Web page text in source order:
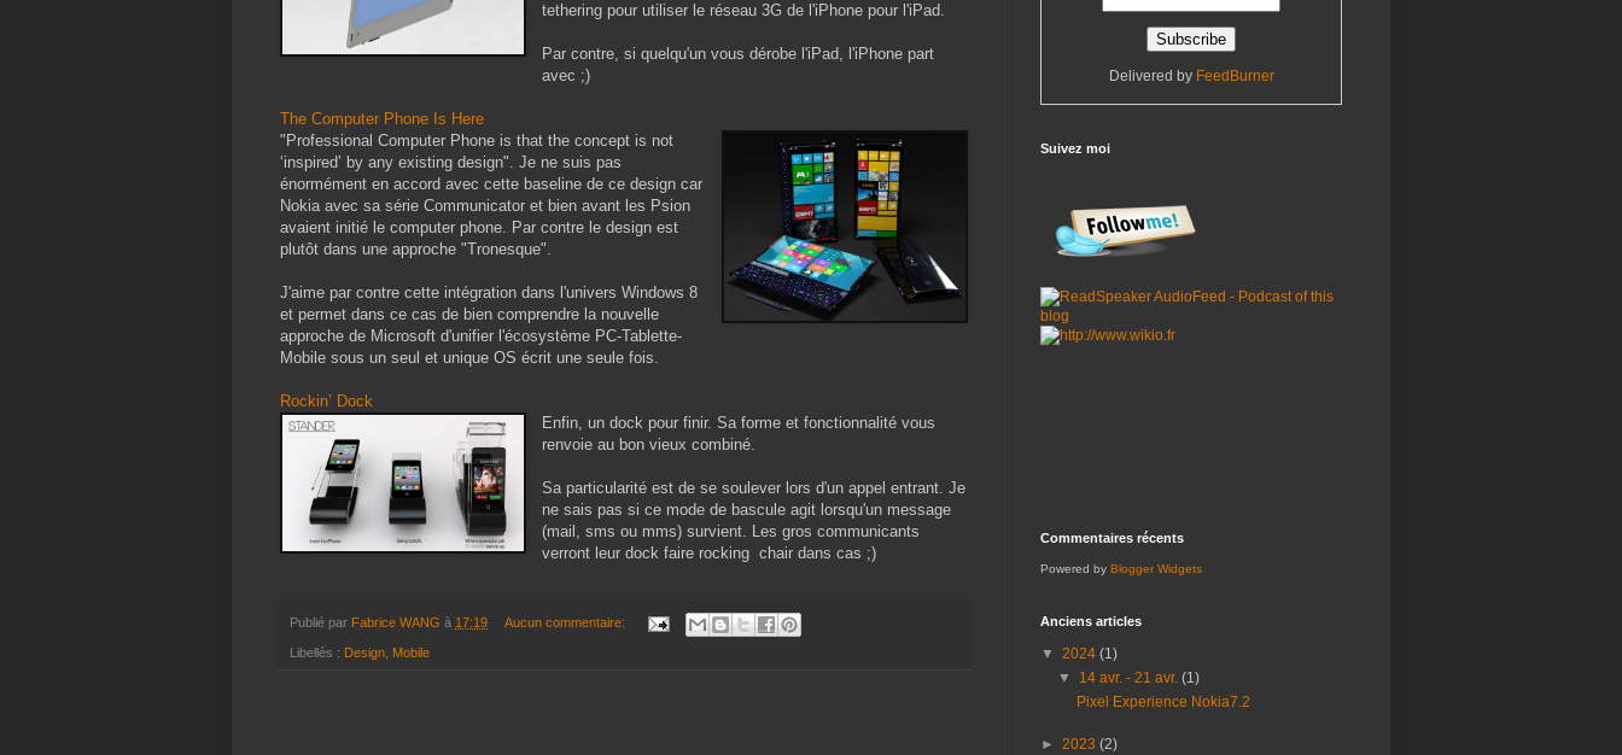
tethering pour utiliser le réseau 3G de l'iPhone pour l'iPad.
Par contre, si quelqu'un vous dérobe l'iPad, l'iPhone part
avec ;)
The Computer Phone Is Here
"Professional Computer Phone is that the concept is not
‘inspired’ by any existing design". Je ne suis pas
énormément en accord avec cette baseline de ce design car
Nokia avec sa série Communicator et bien avant les Psion
avaient initié le computer phone. Par contre le design est
plutôt dans une approche "Tronesque".
J'aime par contre cette intégration dans l'univers Windows 8
et permet dans ce cas de bien comprendre la nouvelle
approche de Microsoft d'unifier l'écosystème PC-Tablette-
Mobile sous un seul et unique OS écrit une seule fois.
Rockin’ Dock
Enfin, un dock pour finir. Sa forme et fonctionnalité vous
renvoie au bon vieux combiné.
Sa particularité est de se soulever lors d'un appel entrant. Je
ne sais pas si ce mode de bascule agit lorsqu'un message
(mail, sms ou mms) survient. Les gros communicants
verront leur dock faire rocking chair dans cas ;)
Publié par Fabrice WANG à 17:19 Aucun commentaire:
Libellés : Design Mobile
Delivered by FeedBurner
Suivez moi
Commentaires récents
Powered by Blogger Widgets
Anciens articles
▼ 2024 (1)
▼ 14 avr. - 21 avr.(1)
Pixel Experience Nokia7.2
► 2023 (2)